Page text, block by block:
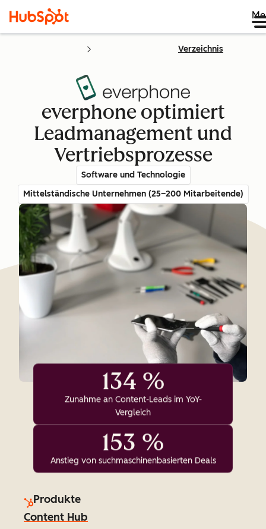
Verzeichnis
everphone optimiert
Leadmanagement und
Vertriebsprozesse
Software und Technologie
Mittelständische Unternehmen (25–200 Mitarbeitende)
134 %
Zunahme an Content-Leads im YoY-
Vergleich
153 %
Anstieg von suchmaschinenbasierten Deals
Produkte
Content Hub